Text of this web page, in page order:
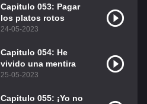
Capitulo 053: Pagar
los platos rotos
24-05-2023
Capitulo 054: He
vivido una mentira
25-05-2023
Capitulo 055: ¡Yo no